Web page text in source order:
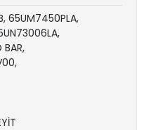
65UM7450PLA,